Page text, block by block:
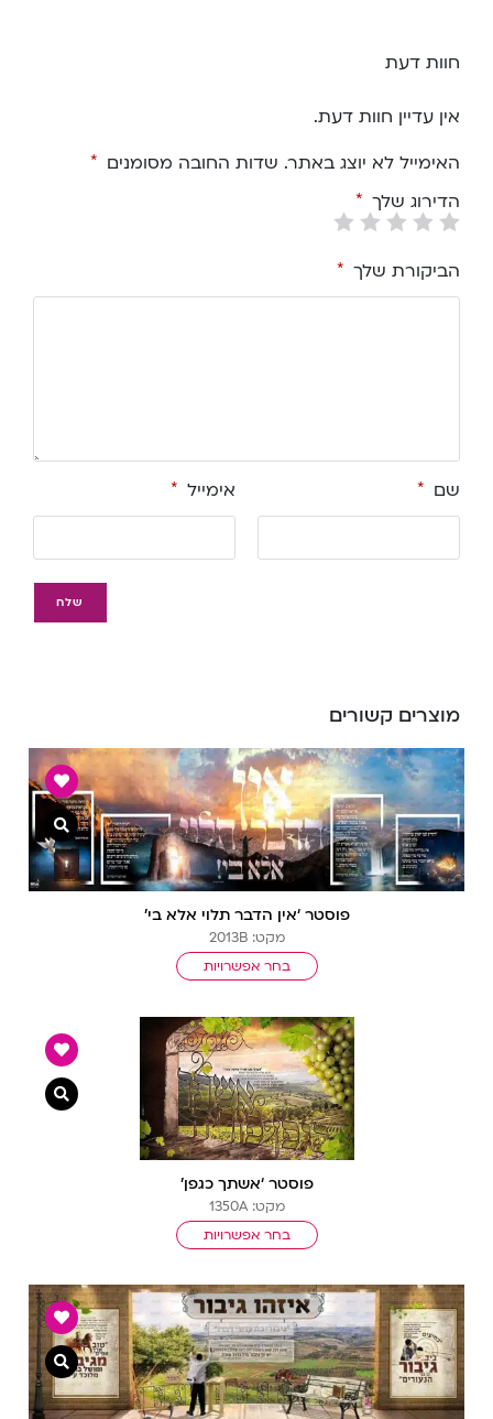
חוות דעת
אין עדיין חוות דעת.
האימייל לא יוצג באתר. שדות החובה מסומנים *
הדירוג שלך *
הביקורת שלך *
שם * אימייל *
מוצרים קשורים
פוסטר ‘אין הדבר תלוי אלא בי’
מקט: 2013B
בחר אפשרויות
צפייה
פוסטר ‘אשתך כגפן’
מקט: 1350A
בחר אפשרויות
צפייה
צפייה